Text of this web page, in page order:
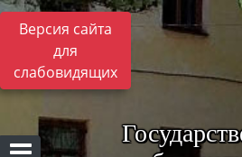
Версия сайта
для
слабовидящих